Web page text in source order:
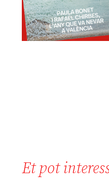
Et pot